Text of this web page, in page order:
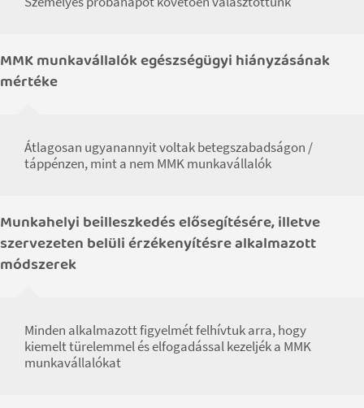
MMK munkavállalók egészségügyi hiányzásának
mértéke
Átlagosan ugyanannyit voltak betegszabadságon /
táppénzen, mint a nem MMK munkavállalók
Munkahelyi beilleszkedés elősegítésére, illetve
szervezeten belüli érzékenyítésre alkalmazott
módszerek
Minden alkalmazott figyelmét felhívtuk arra, hogy
kiemelt türelemmel és elfogadással kezeljék a MMK
munkavállalókat